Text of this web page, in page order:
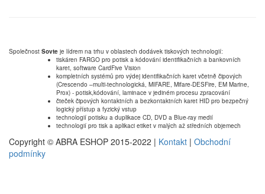
Společnost Sovte je lídrem na trhu v oblastech dodávek tiskových technologií:
tiskáren FARGO pro potisk a kódování identifikačních a bankovních
karet, software CardFive Vision
kompletních systémů pro výdej identifikačních karet včetně čipových
(Crescendo –multi-technologická, MIFARE, Mifare-DESFire, EM Marine,
Prox) - potisk,kódování, laminace v jediném procesu zpracování
čteček čipových kontaktních a bezkontaktních karet HID pro bezpečný
logický přístup a fyzický vstup
technologií potisku a duplikace CD, DVD a Blue-ray medií
technologií pro tisk a aplikaci etiket v malých až středních objemech
Copyright © ABRA ESHOP 2015-2022 | Kontakt | Obchodní
podmínky